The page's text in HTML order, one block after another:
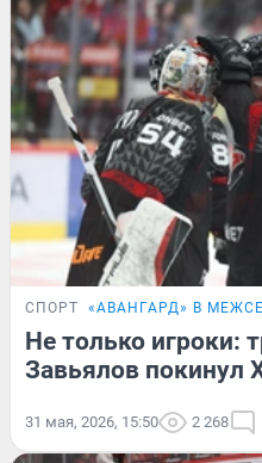
СПОРТ «АВАНГАРД» В
Не только игроки:
Завьялов покинул
31 мая, 2026, 15:50 2 268